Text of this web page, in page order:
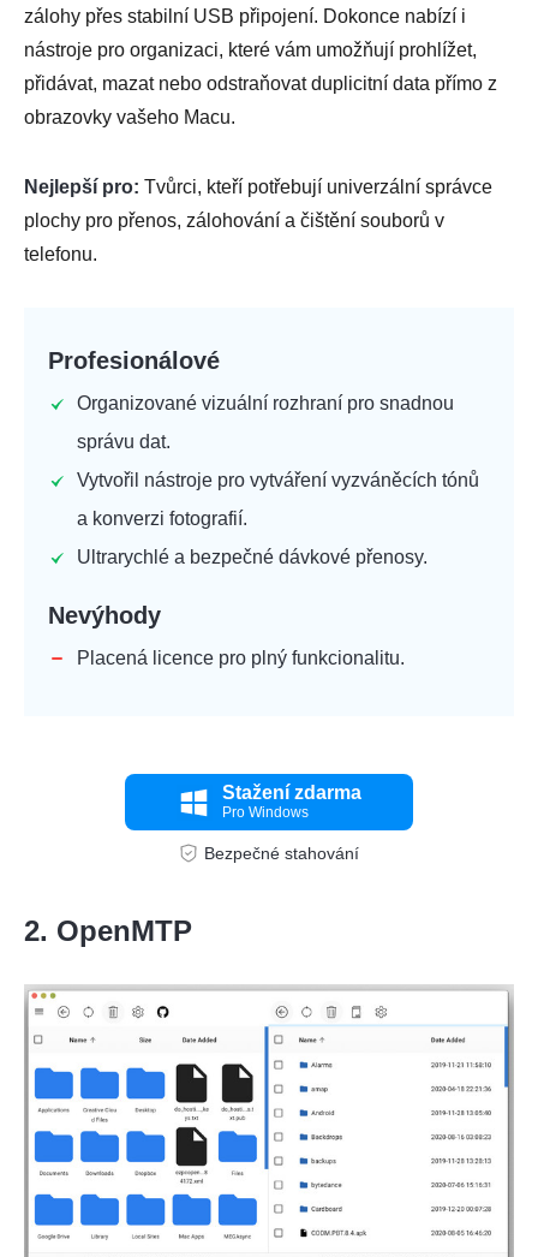
zálohy přes stabilní USB připojení. Dokonce nabízí i
nástroje pro organizaci, které vám umožňují prohlížet,
přidávat, mazat nebo odstraňovat duplicitní data přímo z
obrazovky vašeho Macu.
Nejlepší pro: Tvůrci, kteří potřebují univerzální správce
plochy pro přenos, zálohování a čištění souborů v
telefonu.
Profesionálové
Organizované vizuální rozhraní pro snadnou
správu dat.
Vytvořil nástroje pro vytváření vyzváněcích tónů
a konverzi fotografií.
Ultrarychlé a bezpečné dávkové přenosy.
Nevýhody
Placená licence pro plný funkcionalitu.
Stažení zdarma
Pro Windows
Bezpečné stahování
2. OpenMTP